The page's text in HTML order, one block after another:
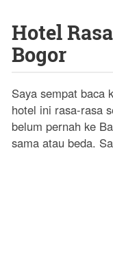
Hotel
Bogor
Saya sempat baca
hotel ini rasa-rasa
belum pernah ke
sama atau beda.